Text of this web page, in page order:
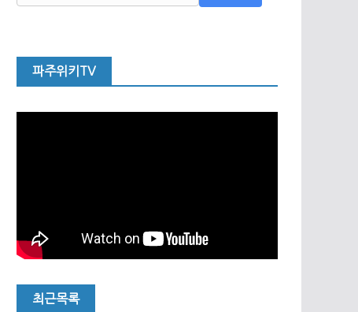
파주위키TV
최근목록